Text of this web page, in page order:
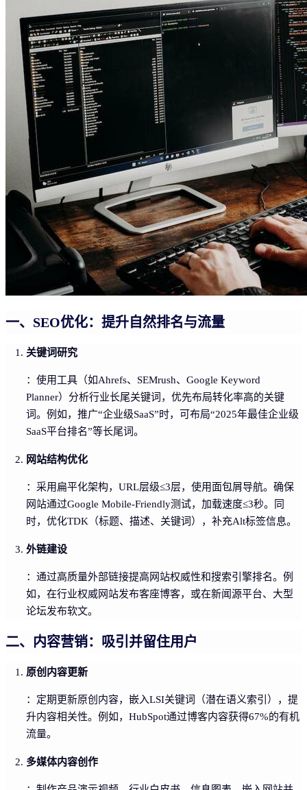
一、SEO优化：提升自然排名与流量
关键词研究
：使用工具（如Ahrefs、SEMrush、Google Keyword
Planner）分析行业长尾关键词，优先布局转化率高的关键
词。例如，推广“企业级SaaS”时，可布局“2025年最佳企业级
SaaS平台排名”等长尾词。
网站结构优化
：采用扁平化架构，URL层级≤3层，使用面包屑导航。确保
网站通过Google Mobile-Friendly测试，加载速度≤3秒。同
时，优化TDK（标题、描述、关键词），补充Alt标签信息。
外链建设
：通过高质量外部链接提高网站权威性和搜索引擎排名。例
如，在行业权威网站发布客座博客，或在新闻源平台、大型
论坛发布软文。
二、内容营销：吸引并留住用户
原创内容更新
：定期更新原创内容，嵌入LSI关键词（潜在语义索引），提
升内容相关性。例如，HubSpot通过博客内容获得67%的有机
流量。
多媒体内容创作